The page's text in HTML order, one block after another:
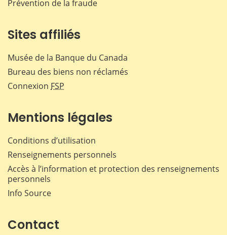
Prévention de la fraude
Sites affiliés
Musée de la Banque du Canada
Bureau des biens non réclamés
Connexion FSP
Mentions légales
Conditions d’utilisation
Renseignements personnels
Accès à l’information et protection des renseignements
personnels
Info Source
Contact